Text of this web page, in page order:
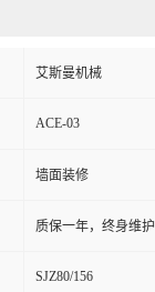
艾斯曼机械
ACE-03
墙面装修
质保一年，终身维护
SJZ80/156